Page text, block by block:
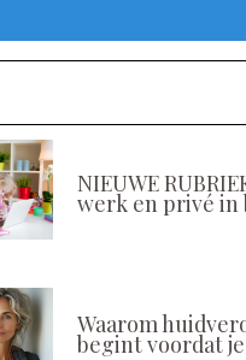
NIEUWE
werk en privé in
Waarom
begint voordat